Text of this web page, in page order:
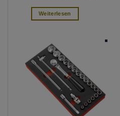
Weiterlesen